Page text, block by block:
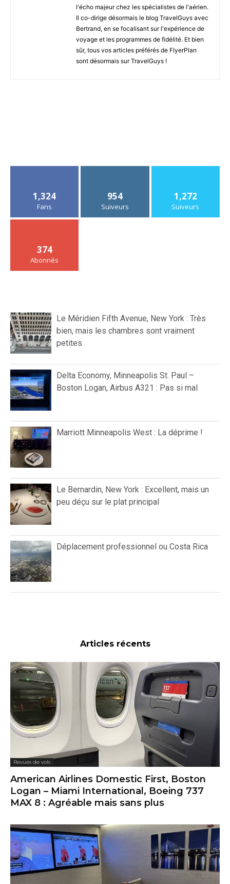
l'écho majeur chez les spécialistes de l'aérien.
Il co-dirige désormais le blog TravelGuys avec
Bertrand, en se focalisant sur l'expérience de
voyage et les programmes de fidélité. Et bien
sûr, tous vos articles préférés de FlyerPlan
sont désormais sur TravelGuys !
1,324
Fans
954
Suiveurs
1,272
Suiveurs
374
Abonnés
Le Méridien Fifth Avenue, New York : Très
bien, mais les chambres sont vraiment
petites
Delta Economy, Minneapolis St. Paul –
Boston Logan, Airbus A321 : Pas si mal
Marriott Minneapolis West : La déprime !
Le Bernardin, New York : Excellent, mais un
peu déçu sur le plat principal
Déplacement professionnel ou Costa Rica
Articles récents
Revues de vols
American Airlines Domestic First, Boston
Logan – Miami International, Boeing 737
MAX 8 : Agréable mais sans plus